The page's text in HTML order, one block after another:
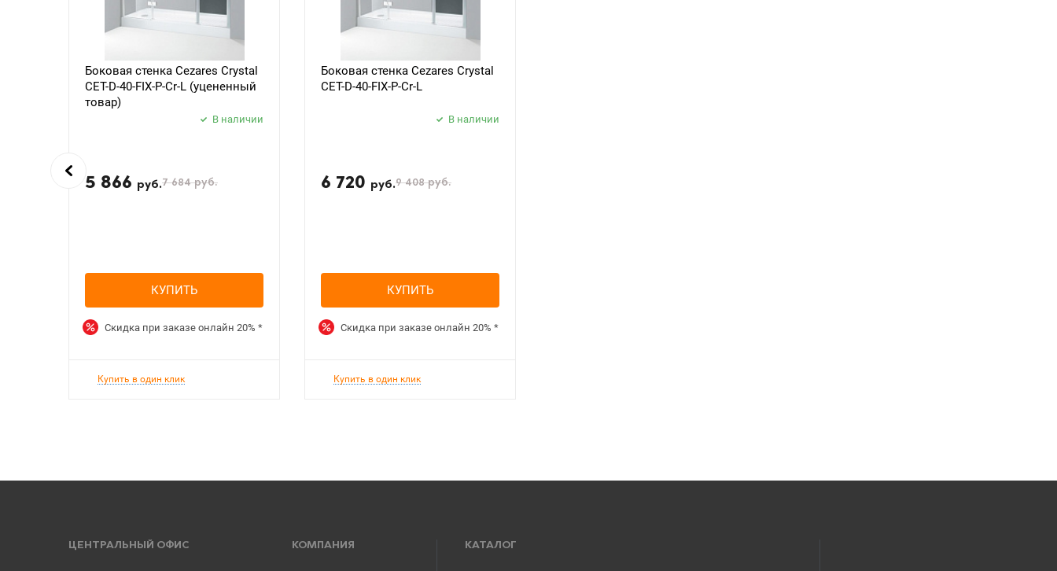
Боковая стенка Cezares Crystal
CET-D-40-FIX-P-Cr-L (уцененный
товар)
В наличии
5 866 руб.7 684руб.
КУПИТЬ
Скидка при заказе онлайн 20% *
Купить в один клик
Боковая стенка Cezares Crystal
CET-D-40-FIX-P-Cr-L
В наличии
6 720 руб.9 408руб.
КУПИТЬ
Скидка при заказе онлайн 20% *
Купить в один клик
ЦЕНТРАЛЬНЫЙ ОФИС КОМПАНИЯ КАТАЛОГ